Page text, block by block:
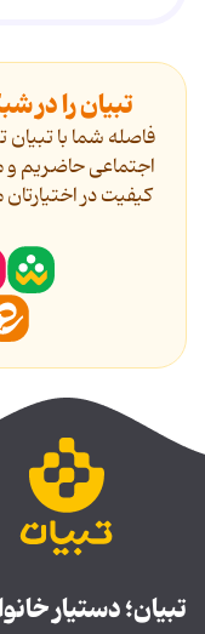
تبیان را در
فاصله شما با
اجتماعی حاضریم و
کیفیت در
تبیان؛ دستیار